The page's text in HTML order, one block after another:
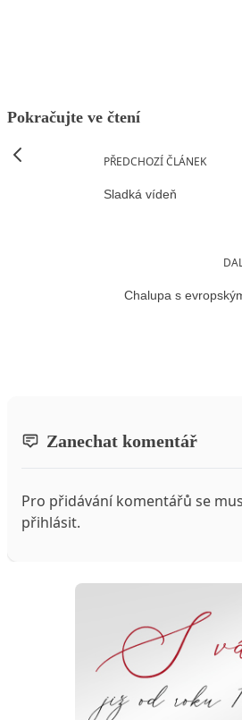
Pokračujte ve čtení
PŘEDCHOZÍ ČLÁNEK
Sladká vídeň
Chalupa s
Zanechat komentář
Pro přidávání komentářů se
přihlásit.